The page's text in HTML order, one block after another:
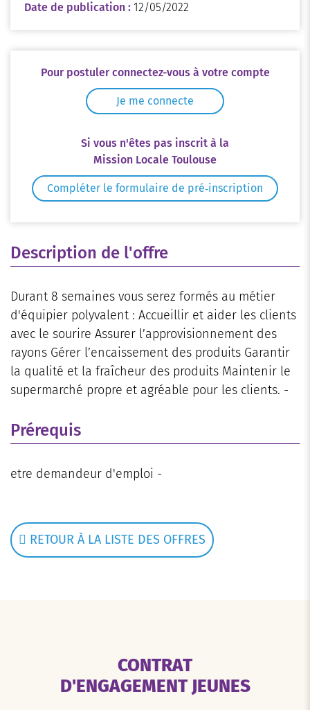
Description de l'offre
Durant 8 semaines vous serez formés au métier
d'équipier polyvalent : Accueillir et aider les clients
avec le sourire Assurer l’approvisionnement des
rayons Gérer l’encaissement des produits Garantir
la qualité et la fraîcheur des produits Maintenir le
supermarché propre et agréable pour les clients. -
Prérequis
etre demandeur d'emploi -
RETOUR À LA LISTE DES OFFRES
Date de publication : 12/05/2022
Pour postuler connectez-vous à votre compte
Je me connecte
Si vous n'êtes pas inscrit à la
Mission Locale Toulouse
Compléter le formulaire de pré‑inscription
CONTRAT
D'ENGAGEMENT JEUNES